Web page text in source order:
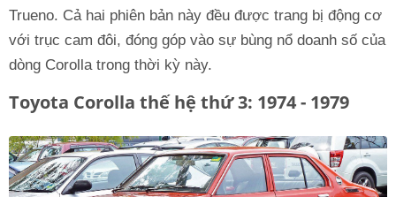
Trueno. Cả hai phiên bản này đều được trang bị động cơ
với trục cam đôi, đóng góp vào sự bùng nổ doanh số của
dòng Corolla trong thời kỳ này.
Toyota Corolla thế hệ thứ 3: 1974 - 1979